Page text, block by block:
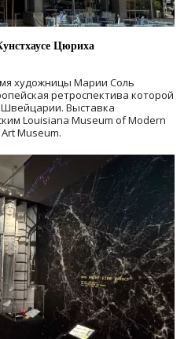
Цюриха
художницы Марии Соль
ретроспектива которой
Выставка
Louisiana Museum of Modern
Museum.